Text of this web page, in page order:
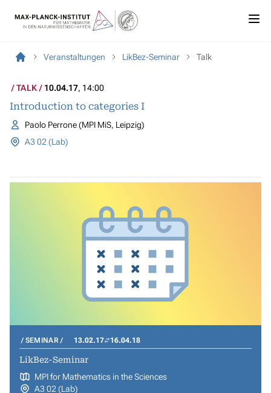
Veranstaltungen LikBez-Seminar Talk
TALK 10.04.17, 14:00
Introduction to categories I
Paolo Perrone (MPI MiS, Leipzig)
A3 02 (Lab)
SEMINAR 13.02.17 16.04.18
LikBez-Seminar
MPI for Mathematics in the Sciences
A3 02 (Lab)